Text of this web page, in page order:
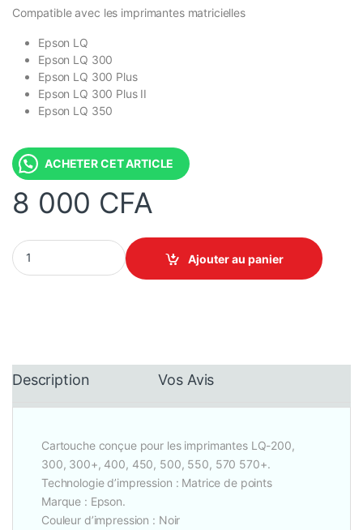
Compatible avec les imprimantes matricielles
Epson LQ
Epson LQ 300
Epson LQ 300 Plus
Epson LQ 300 Plus II
Epson LQ 350
ACHETER CET ARTICLE
8 000 CFA
Epson SO15633 Ruban de cartouche noir quantity
Ajouter au panier
Description Vos Avis
Cartouche conçue pour les imprimantes LQ-200,
300, 300+, 400, 450, 500, 550, 570 570+.
Technologie d’impression : Matrice de points
Marque : Epson.
Couleur d’impression : Noir